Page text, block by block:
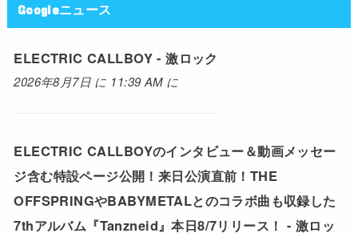
Googleニュース
ELECTRIC CALLBOY - 激ロック
2026年8月7日 に 11:39 AM に
ELECTRIC CALLBOYのインタビュー＆動画メッセー
ジ含む特設ページ公開！来日公演直前！THE
OFFSPRINGやBABYMETALとのコラボ曲も収録した
7thアルバム『Tanzneid』本日8/7リリース！ - 激ロッ